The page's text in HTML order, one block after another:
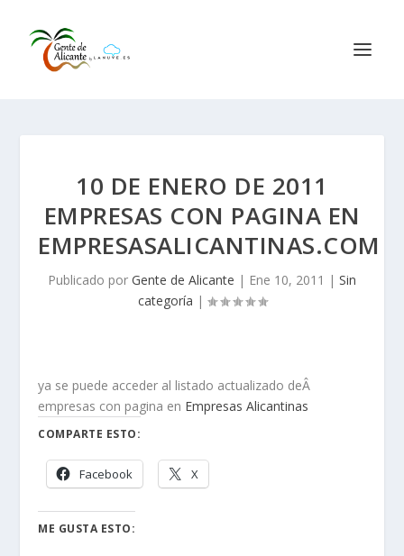
10 DE ENERO DE 2011
EMPRESAS CON PAGINA EN
EMPRESASALICANTINAS.COM
Publicado por Gente de Alicante | Ene 10, 2011 | Sin
categoría |
ya se puede acceder al listado actualizado deÂ
empresas con pagina en Empresas Alicantinas
COMPARTE ESTO:
Facebook X
ME GUSTA ESTO: